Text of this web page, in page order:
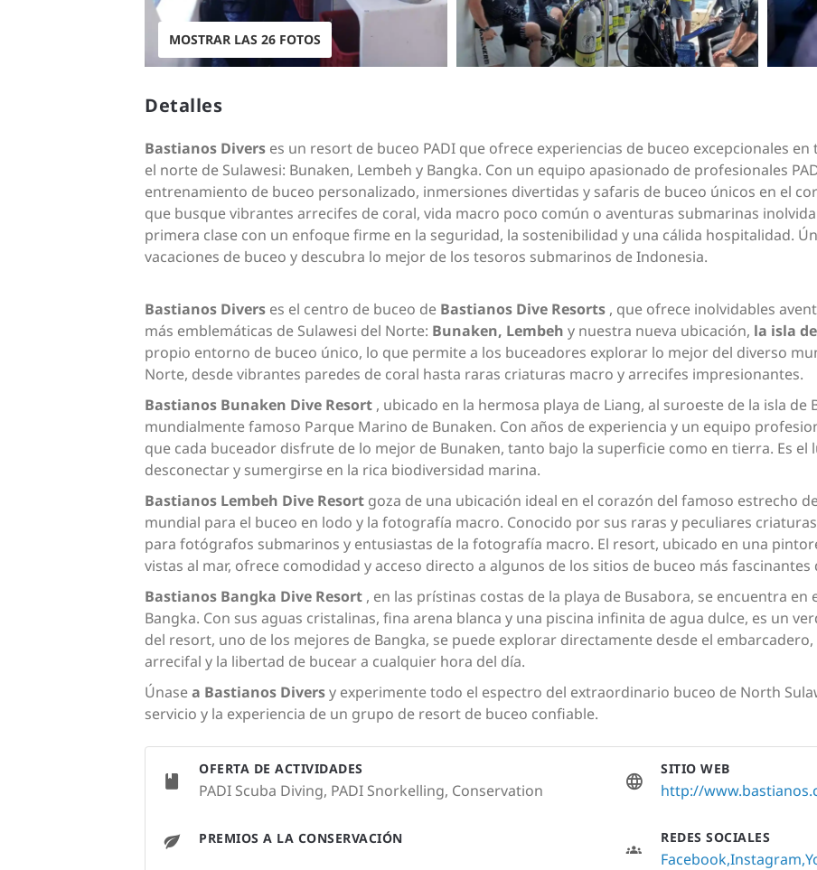
MOSTRAR LAS 26 FOTOS
Detalles
Bastianos Divers es un resort de buceo PADI que ofrece experiencias de buceo excepcionales
el norte de Sulawesi: Bunaken, Lembeh y Bangka. Con un equipo apasionado de profesionales
entrenamiento de buceo personalizado, inmersiones divertidas y safaris de buceo únicos en el
que busque vibrantes arrecifes de coral, vida macro poco común o aventuras submarinas
primera clase con un enfoque firme en la seguridad, la sostenibilidad y una cálida hospitalidad.
vacaciones de buceo y descubra lo mejor de los tesoros submarinos de Indonesia.
Bastianos Divers es el centro de buceo de Bastianos Dive Resorts , que ofrece inolvidables
más emblemáticas de Sulawesi del Norte: Bunaken, Lembeh y nuestra nueva ubicación, la isla
propio entorno de buceo único, lo que permite a los buceadores explorar lo mejor del diverso
Norte, desde vibrantes paredes de coral hasta raras criaturas macro y arrecifes impresionantes.
Bastianos Bunaken Dive Resort , ubicado en la hermosa playa de Liang, al suroeste de la isla de
mundialmente famoso Parque Marino de Bunaken. Con años de experiencia y un equipo
que cada buceador disfrute de lo mejor de Bunaken, tanto bajo la superficie como en tierra. Es
desconectar y sumergirse en la rica biodiversidad marina.
Bastianos Lembeh Dive Resort goza de una ubicación ideal en el corazón del famoso estrecho
mundial para el buceo en lodo y la fotografía macro. Conocido por sus raras y peculiares
para fotógrafos submarinos y entusiastas de la fotografía macro. El resort, ubicado en una
vistas al mar, ofrece comodidad y acceso directo a algunos de los sitios de buceo más fascinantes
Bastianos Bangka Dive Resort , en las prístinas costas de la playa de Busabora, se encuentra
Bangka. Con sus aguas cristalinas, fina arena blanca y una piscina infinita de agua dulce, es un
del resort, uno de los mejores de Bangka, se puede explorar directamente desde el
arrecifal y la libertad de bucear a cualquier hora del día.
Únasea Bastianos Diversy experimente todo el espectro del extraordinario buceo de North
servicio y la experiencia de un grupo de resort de buceo confiable.
OFERTA DE ACTIVIDADES
PADI Scuba Diving, PADI Snorkelling, Conservation
PREMIOS A LA CONSERVACIÓN
SITIO WEB
http://
REDES SOCIALES
FacebookInstagram